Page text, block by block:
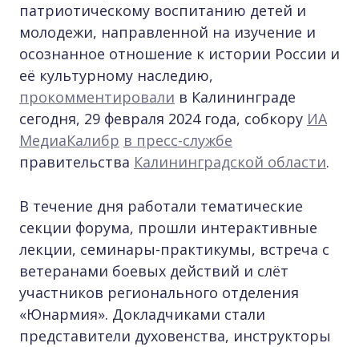
патриотическому воспитанию детей и
молодежи, направленной на изучение и
осознанное отношение к истории России и
её культурному наследию,
прокомментировали в Калининграде
сегодня, 29 февраля 2024 года, собкору ИА
МедиаКалибр в пресс-службе
правительства Калининградской области.
В течение дня работали тематические
секции форума, прошли интерактивные
лекции, семинары-практикумы, встреча с
ветеранами боевых действий и слёт
участников регионального отделения
«Юнармия». Докладчиками стали
представители духовенства, инструкторы